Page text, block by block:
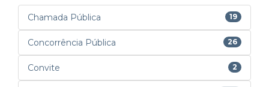
Chamada Pública 19
Concorrência Pública 26
Convite 2